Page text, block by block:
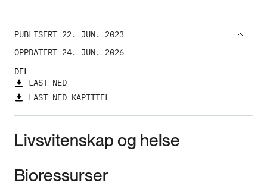
PUBLISERT 22. JUN. 2023
OPPDATERT 24. JUN. 2026
DEL
LAST NED
LAST NED KAPITTEL
Livsvitenskap og helse
Bioressurser